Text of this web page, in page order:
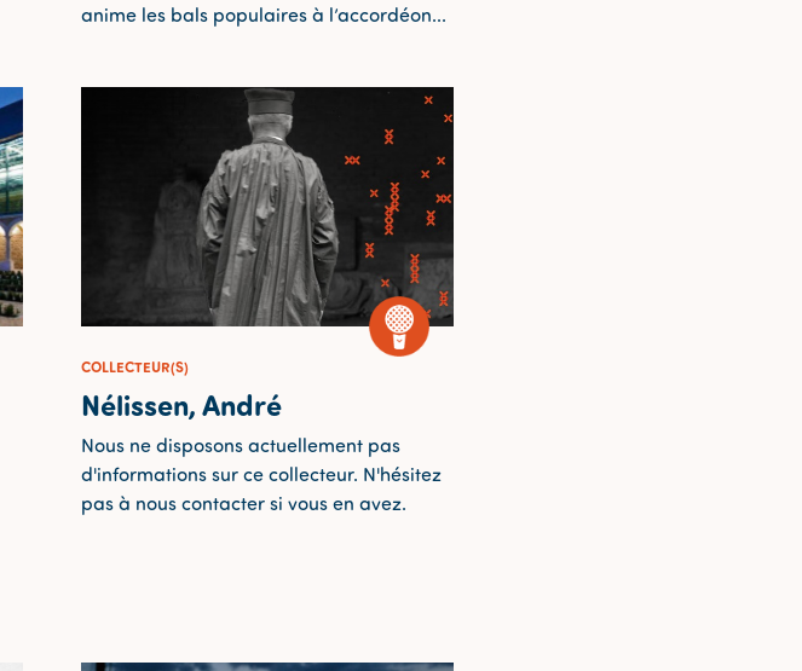
anime les bals populaires à l’accordéon...
COLLECTEUR(S)
Nélissen, André
Nous ne disposons actuellement pas
d'informations sur ce collecteur. N'hésitez
pas à nous contacter si vous en avez.